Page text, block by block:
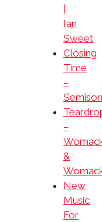
Ian
Sweet
Closing
Time
–
–
&
New
Music
For